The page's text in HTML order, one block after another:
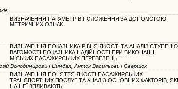
ВИЗНАЧЕННЯ ПАРАМЕТРІВ ПОЛОЖЕННЯ ЗА ДОПОМОГОЮ
МЕТРИЧНИХ ОЗНАК
ВИЗНАЧЕННЯ ПОКАЗНИКА РІВНЯ ЯКОСТІ ТА АНАЛІЗ СТУПЕНЮ
ВАГОМОСТІ ПОКАЗНИКА НАДІЙНОСТІ ПРИ ВИКОНАННІ
МІСЬКИХ ПАСАЖИРСЬКИХ ПЕРЕВЕЗЕНЬ
Володимирович Цимбал, Антон Васильович Свершок
ВИЗНАЧЕННЯ ПОНЯТТЯ ЯКОСТІ ПАСАЖИРСЬКИХ
ТРАНСПОРТНИХ ПОСЛУГ ТА АНАЛІЗ ОСНОВНИХ ФАКТОРІВ, ЯКІ
НА НЕЇ ВПЛИВАЮТЬ